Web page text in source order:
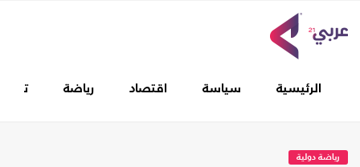
الرئيسية سياسة اقتصاد رياضة
رياضة دولية